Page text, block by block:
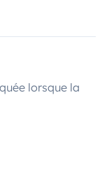
lorsque la